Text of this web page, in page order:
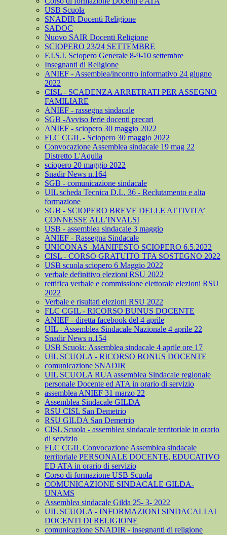
USB Scuola
SNADIR Docenti Religione
SADOC
Nuovo SAIR Docenti Religione
SCIOPERO 23/24 SETTEMBRE
F.I.S.I. Sciopero Generale 8-9-10 settembre
Insegnanti di Religione
ANIEF - Assemblea/incontro informativo 24 giugno
2022
CISL - SCADENZA ARRETRATI PER ASSEGNO
FAMILIARE
ANIEF - rassegna sindacale
SGB -Avviso ferie docenti precari
ANIEF - sciopero 30 maggio 2022
FLC CGIL - Sciopero 30 maggio 2022
Convocazione Assemblea sindacale 19 mag 22
Distretto L'Aquila
sciopero 20 maggio 2022
Snadir News n.164
SGB - comunicazione sindacale
UIL scheda Tecnica D.L. 36 - Reclutamento e alta
formazione
SGB - SCIOPERO BREVE DELLE ATTIVITA’
CONNESSE ALL’INVALSI
USB - assemblea sindacale 3 maggio
ANIEF - Rassegna Sindacale
UNICONAS -MANIFESTO SCIOPERO 6.5.2022
CISL - CORSO GRATUITO TFA SOSTEGNO 2022
USB scuola sciopero 6 Maggio 2022
verbale definitivo elezioni RSU 2022
rettifica verbale e commissione elettorale elezioni RSU
2022
Verbale e risultati elezioni RSU 2022
FLC CGIL - RICORSO BUNUS DOCENTE
ANIEF - diretta facebook del 4 aprile
UIL - Assemblea Sindacale Nazionale 4 aprile 22
Snadir News n.154
USB Scuola: Assemblea sindacale 4 aprile ore 17
UIL SCUOLA - RICORSO BONUS DOCENTE
comunicazione SNADIR
UIL SCUOLA RUA assemblea Sindacale regionale
personale Docente ed ATA in orario di servizio
assemblea ANIEF 31 marzo 22
Assemblea Sindacale GILDA
RSU CISL San Demetrio
RSU GILDA San Demetrio
CISL Scuola - assemblea sindacale territoriale in orario
di servizio
FLC CGIL Convocazione Assemblea sindacale
territoriale PERSONALE DOCENTE, EDUCATIVO
ED ATA in orario di servizio
Corso di formazione USB Scuola
COMUNICAZIONE SINDACALE GILDA-
UNAMS
Assemblea sindacale Gilda 25- 3- 2022
UIL SCUOLA - INFORMAZIONI SINDACALI AI
DOCENTI DI RELIGIONE
comunicazione SNADIR - insegnanti di religione